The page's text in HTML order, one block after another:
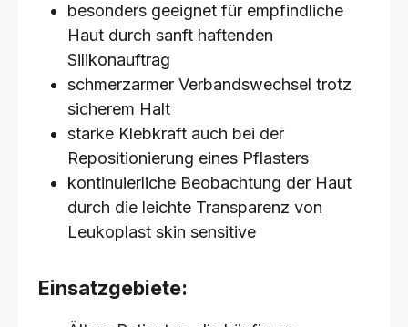
besonders geeignet für empfindliche
Haut durch sanft haftenden
Silikonauftrag
schmerzarmer Verbandswechsel trotz
sicherem Halt
starke Klebkraft auch bei der
Repositionierung eines Pflasters
kontinuierliche Beobachtung der Haut
durch die leichte Transparenz von
Leukoplast skin sensitive
Einsatzgebiete: